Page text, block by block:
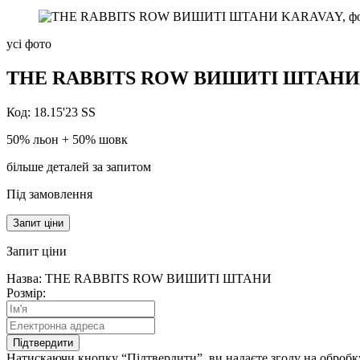
усі фото
THE RABBITS ROW ВИШИТІ ШТАНИ
Код: 18.15'23 SS
50% льон + 50% шовк
більше деталей за запитом
Під замовлення
Запит ціни
Запит ціни
Назва: THE RABBITS ROW ВИШИТІ ШТАНИ
Розмір:
Підтвердити